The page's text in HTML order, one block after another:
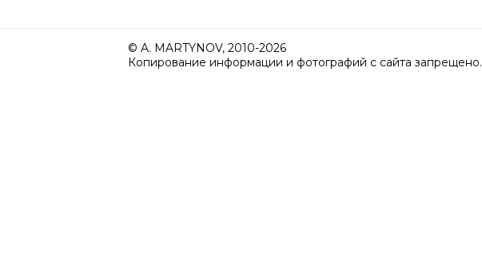
© A. MARTYNOV, 2010-2026
Копирование информации и фотографий с сайта запрещено.